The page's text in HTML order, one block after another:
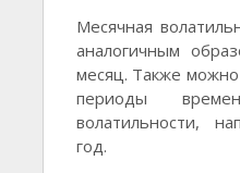
Месячная
аналогичным
месяц. Также можно
периоды
волатильности,
год.